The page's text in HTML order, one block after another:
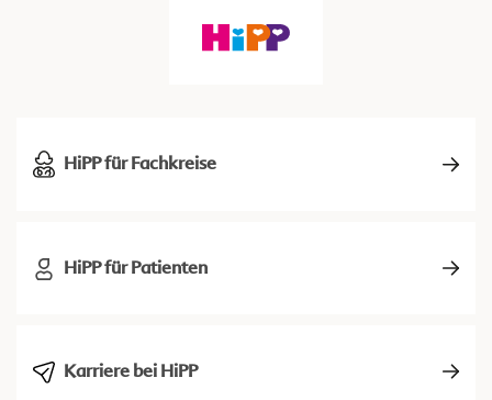
HiPP für Fachkreise
HiPP für Patienten
Karriere bei HiPP